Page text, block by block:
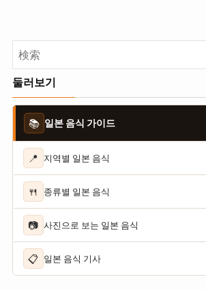
둘러보기
📚 일본 음식 가이드
📍 지역별 일본 음식
🍴 종류별 일본 음식
📷 사진으로 보는 일본 음식
📋 일본 음식 기사